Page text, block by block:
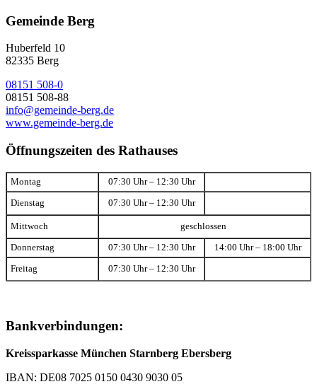
Gemeinde Berg
Huberfeld 10
82335 Berg
08151 508-0
08151 508-88
info@gemeinde-berg.de
www.gemeinde-berg.de
Öffnungszeiten des Rathauses
Montag 07:30 Uhr – 12:30 Uhr
Dienstag 07:30 Uhr – 12:30 Uhr
Mittwoch geschlossen
Donnerstag 07:30 Uhr – 12:30 Uhr 14:00 Uhr – 18:00 Uhr
Freitag 07:30 Uhr – 12:30 Uhr
Bankverbindungen:
Kreissparkasse München Starnberg Ebersberg
IBAN: DE08 7025 0150 0430 9030 05